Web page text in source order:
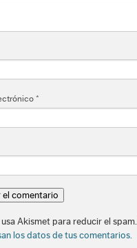
*
Akismet para reducir el spam.
los datos de tus comentarios.